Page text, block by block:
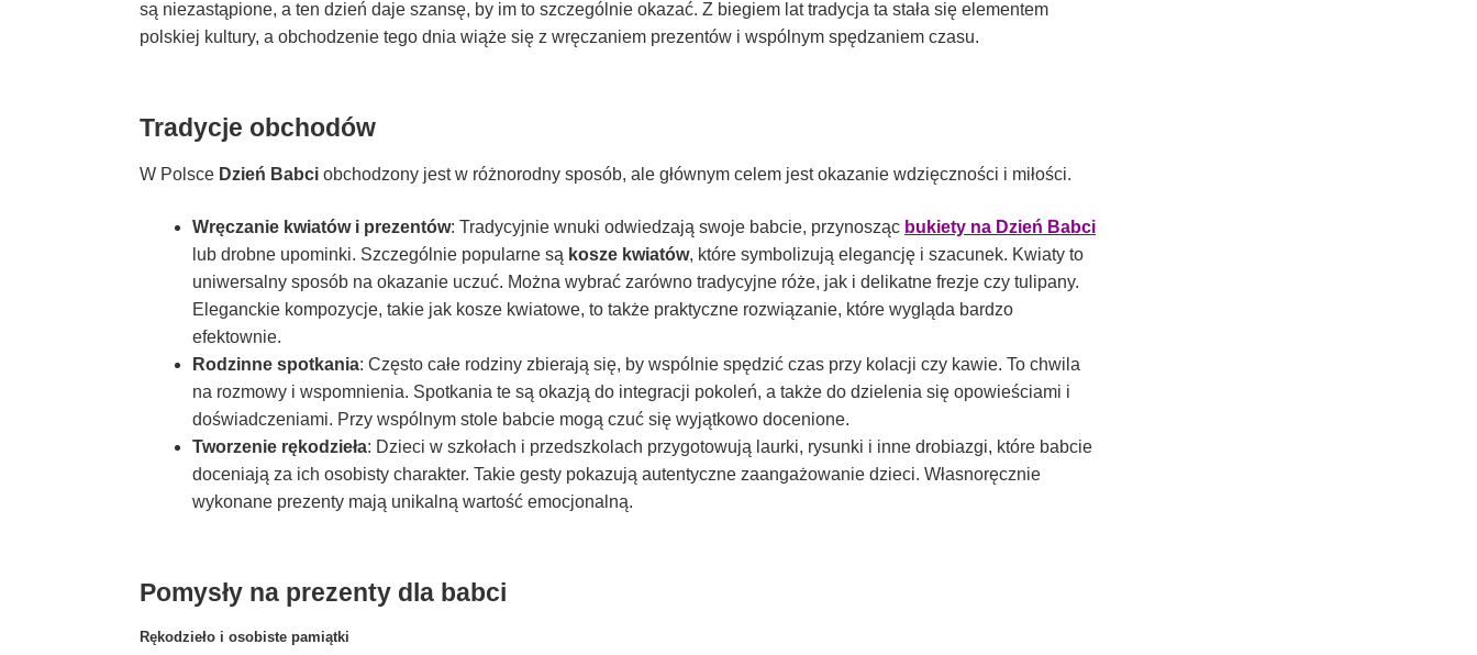
są niezastąpione, a ten dzień daje szansę, by im to szczególnie okazać. Z biegiem lat tradycja ta stała się elementem
polskiej kultury, a obchodzenie tego dnia wiąże się z wręczaniem prezentów i wspólnym spędzaniem czasu.
Tradycje obchodów
W Polsce Dzień Babci obchodzony jest w różnorodny sposób, ale głównym celem jest okazanie wdzięczności i miłości.
Wręczanie kwiatów i prezentów: Tradycyjnie wnuki odwiedzają swoje babcie, przynosząc bukiety na Dzień Babci
lub drobne upominki. Szczególnie popularne są kosze kwiatów, które symbolizują elegancję i szacunek. Kwiaty to
uniwersalny sposób na okazanie uczuć. Można wybrać zarówno tradycyjne róże, jak i delikatne frezje czy tulipany.
Eleganckie kompozycje, takie jak kosze kwiatowe, to także praktyczne rozwiązanie, które wygląda bardzo
efektownie.
Rodzinne spotkania: Często całe rodziny zbierają się, by wspólnie spędzić czas przy kolacji czy kawie. To chwila
na rozmowy i wspomnienia. Spotkania te są okazją do integracji pokoleń, a także do dzielenia się opowieściami i
doświadczeniami. Przy wspólnym stole babcie mogą czuć się wyjątkowo docenione.
Tworzenie rękodzieła: Dzieci w szkołach i przedszkolach przygotowują laurki, rysunki i inne drobiazgi, które babcie
doceniają za ich osobisty charakter. Takie gesty pokazują autentyczne zaangażowanie dzieci. Własnoręcznie
wykonane prezenty mają unikalną wartość emocjonalną.
Pomysły na prezenty dla babci
Rękodzieło i osobiste pamiątki